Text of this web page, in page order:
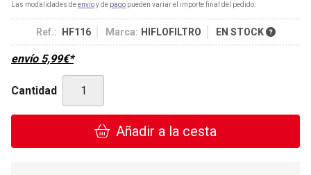
Las modalidades deenvíoy de pago pueden variar el importe final del pedido.
Ref.: HF116 Marca: HIFLOFILTRO EN STOCK
envío 5,99€*
Cantidad
Añadir a la cesta